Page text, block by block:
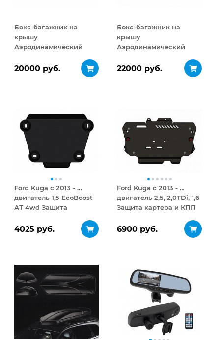
Бокс-багажник на
крышу
Аэродинамический
20000 руб.
Бокс-багажник на
крышу
Аэродинамический
ДВУСТОРОННЕЕ
22000 руб.
Ford Kuga с 2013 - …
двигатель 1,5 EcoBoost
АТ 4wd Защита
4025 руб.
Ford Kuga с 2013 - …
двигатель 2,5, 2,0TDi, 1,6
Защита картера и КПП
6900 руб.